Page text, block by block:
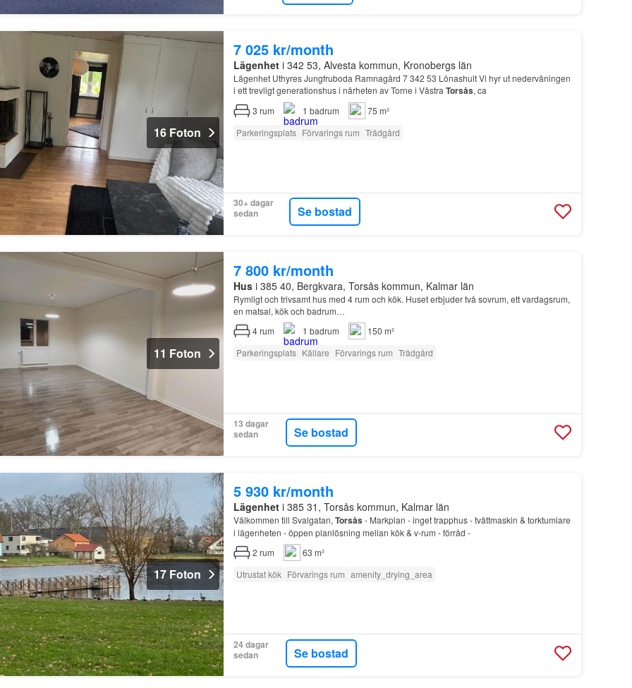
16 Foton
7 025 kr/month
Lägenheti 342 53, Alvesta kommun, Kronobergs län
Lägenhet Uthyres Jungfruboda Ramnagård 7 342 53 Lönashult Vi hyr ut nedervåningen
i ett trevligt generationshus i närheten av Torne i Västra Torsås, ca
3 rum 1 badrum
75 m²
Parkeringsplats Förvarings rum Trädgård
30+ dagar
sedan
Se bostad
11 Foton
7 800 kr/month
Husi 385 40, Bergkvara, Torsås kommun, Kalmar län
Rymligt och trivsamt hus med 4 rum och kök. Huset erbjuder två sovrum, ett vardagsrum,
en matsal, kök och badrum…
4rum 1 badrum
150 m²
Parkeringsplats Källare Förvarings rum Trädgård
13 dagar
sedan
Se bostad
17 Foton
5 930 kr/month
Lägenheti 385 31, Torsås kommun, Kalmar län
Välkommen till Svalgatan, Torsås - Markplan - inget trapphus - tvättmaskin & torktumlare
i lägenheten - öppen planlösning mellan kök & v-rum - förråd -
2 rum
63 m²
Utrustat kök Förvarings rum amenity_drying_area
24 dagar
sedan
Se bostad